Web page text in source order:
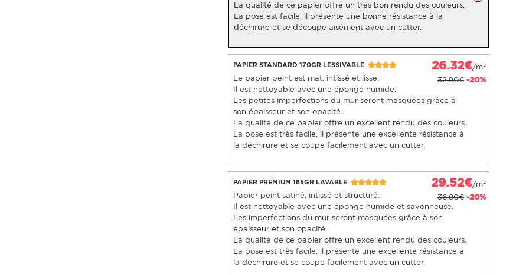
La qualité de ce papier offre un très bon rendu des couleurs.
La pose est facile, il présente une bonne résistance à la
déchirure et se découpe aisément avec un cutter.
PAPIER STANDARD 170GR LESSIVABLE 26.32€/m²
32,90€ -20%
Le papier peint est mat, intissé et lisse.
Il est nettoyable avec une éponge humide.
Les petites imperfections du mur seront masquées grâce à
son épaisseur et son opacité.
La qualité de ce papier offre un excellent rendu des couleurs.
La pose est très facile, il présente une excellente résistance à
la déchirure et se coupe facilement avec un cutter.
PAPIER PREMIUM 185GR LAVABLE 29.52€/m²
36,90€ -20%
Papier peint satiné, intissé et structuré.
Il est nettoyable avec une éponge humide et savonneuse.
Les imperfections du mur seront masquées grâce à son
épaisseur et son opacité.
La qualité de ce papier offre un excellent rendu des couleurs.
La pose est très facile, il présente une excellente résistance à
la déchirure et se coupe facilement avec un cutter.